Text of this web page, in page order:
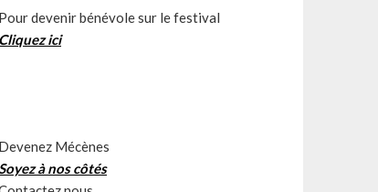
Pour devenir bénévole sur le festival
Cliquez ici
Devenez Mécènes
à nos côtés